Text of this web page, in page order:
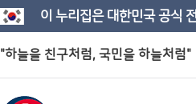
이 누리집은 대한민국 공식
"하늘을 친구처럼, 국민을 하늘처럼"